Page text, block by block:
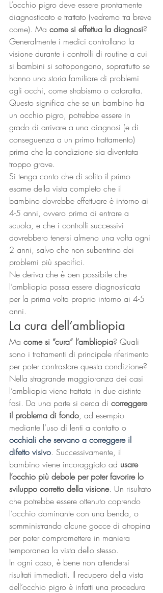
L’occhio pigro deve essere prontamente
diagnosticato e trattato (vedremo tra breve
come). Ma come si effettua la diagnosi?
Generalmente i medici controllano la
visione durante i controlli di routine a cui
si bambini si sottopongono, soprattutto se
hanno una storia familiare di problemi
agli occhi, come strabismo o cataratta.
Questo significa che se un bambino ha
un occhio pigro, potrebbe essere in
grado di arrivare a una diagnosi (e di
conseguenza a un primo trattamento)
prima che la condizione sia diventata
troppo grave.
Si tenga conto che di solito il primo
esame della vista completo che il
bambino dovrebbe effettuare è intorno ai
4-5 anni, ovvero prima di entrare a
scuola, e che i controlli successivi
dovrebbero tenersi almeno una volta ogni
2 anni, salvo che non subentrino dei
problemi più specifici.
Ne deriva che è ben possibile che
l’ambliopia possa essere diagnosticata
per la prima volta proprio intorno ai 4-5
anni.
La cura dell’ambliopia
Ma come si “cura” l’ambliopia? Quali
sono i trattamenti di principale riferimento
per poter contrastare questa condizione?
Nella stragrande maggioranza dei casi
l’ambliopia viene trattata in due distinte
fasi. Da una parte si cerca di correggere
il problema di fondo, ad esempio
mediante l’uso di lenti a contatto o
occhiali che servano a correggere il
difetto visivo. Successivamente, il
bambino viene incoraggiato ad usare
l’occhio più debole per poter favorire lo
sviluppo corretto della visione. Un risultato
che potrebbe essere ottenuto coprendo
l’occhio dominante con una benda, o
somministrando alcune gocce di atropina
per poter compromettere in maniera
temporanea la vista dello stesso.
In ogni caso, è bene non attendersi
risultati immediati. Il recupero della vista
dell’occhio pigro è infatti una procedura